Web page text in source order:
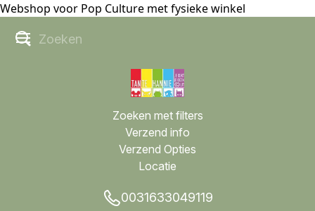
Webshop voor Pop Culture met fysieke winkel
Zoeken met filters
Verzend info
Verzend Opties
Locatie
0031633049119